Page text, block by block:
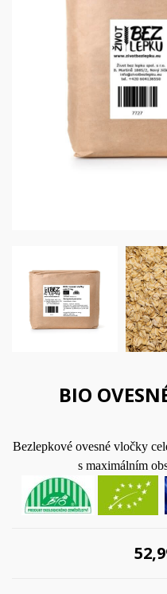
BIO
Bezlepkové ovesné vločky
s maximálním